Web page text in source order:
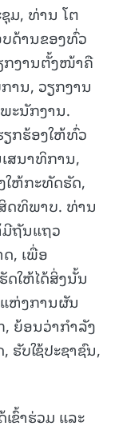
ມ, ທ່ານ ໂຕ
ດ້ານຂອງທົ່ວ
ກງານຕັ້ງໜ້າຄື
ານ, ວຽກງານ
ະນັກງານ.
ກຮ້ອງໃຫ້ທົ່ວ
ສນາທິການ,
ໃຫ້ກະທັດຮັດ,
ດທິພາບ. ທ່ານ
ມີຖັນແຖວ
, ເພື່ອ
ດໃຫ້ໄດ້ສິ່ງນັ້ນ
ຫ່ງການຜັນ
ຍ້ອນວ່າກຳລັງ
ຮັບໃຊ້ປະຊາຊົນ,
ຂົ້າຮ່ວມ ແລະ